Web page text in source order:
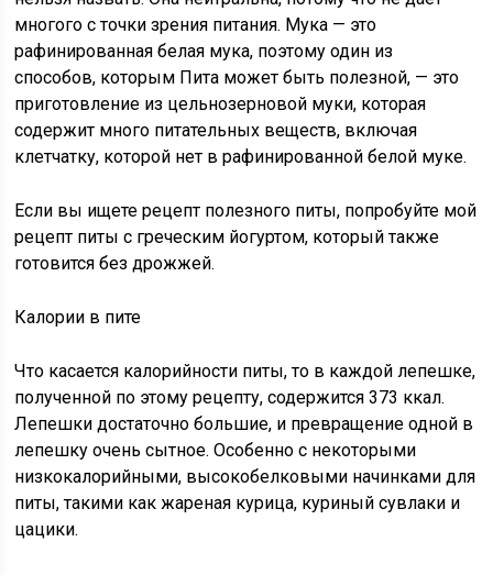
многого с точки зрения питания. Мука — это
рафинированная белая мука, поэтому один из
способов, которым Пита может быть полезной, — это
приготовление из цельнозерновой муки, которая
содержит много питательных веществ, включая
клетчатку, которой нет в рафинированной белой муке.
Если вы ищете рецепт полезного питы, попробуйте мой
рецепт питы с греческим йогуртом, который также
готовится без дрожжей.
Калории в пите
Что касается калорийности питы, то в каждой лепешке,
полученной по этому рецепту, содержится 373 ккал.
Лепешки достаточно большие, и превращение одной в
лепешку очень сытное. Особенно с некоторыми
низкокалорийными, высокобелковыми начинками для
питы, такими как жареная курица, куриный сувлаки и
цацики.